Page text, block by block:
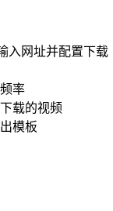
网址并配置下载
率
载的视频
模板